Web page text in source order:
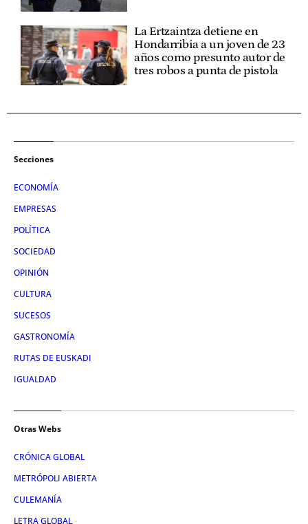
La Ertzaintza detiene en
Hondarribia a un joven de 23
años como presunto autor de
tres robos a punta de pistola
Secciones
ECONOMÍA
EMPRESAS
POLÍTICA
SOCIEDAD
OPINIÓN
CULTURA
SUCESOS
GASTRONOMÍA
RUTAS DE EUSKADI
IGUALDAD
Otras Webs
CRÓNICA GLOBAL
METRÓPOLI ABIERTA
CULEMANÍA
LETRA GLOBAL